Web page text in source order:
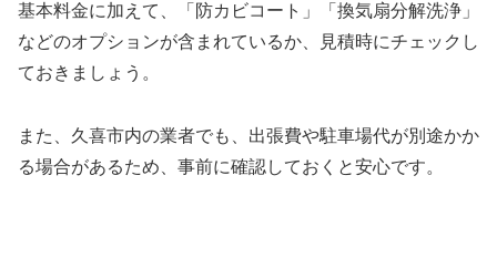
基本料金に加えて、「防カビコート」「換気扇分解洗浄」
などのオプションが含まれているか、見積時にチェックし
ておきましょう。
また、久喜市内の業者でも、出張費や駐車場代が別途かか
る場合があるため、事前に確認しておくと安心です。